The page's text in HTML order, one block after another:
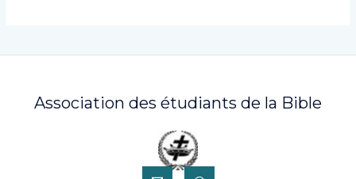
Association des étudiants de la Bible